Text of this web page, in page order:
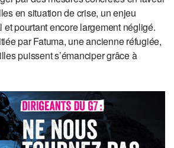
en situation de crise, un enjeu
pourtant encore largement négligé.
par Fatuma, une ancienne réfugiée,
puissent s’émanciper grâce à